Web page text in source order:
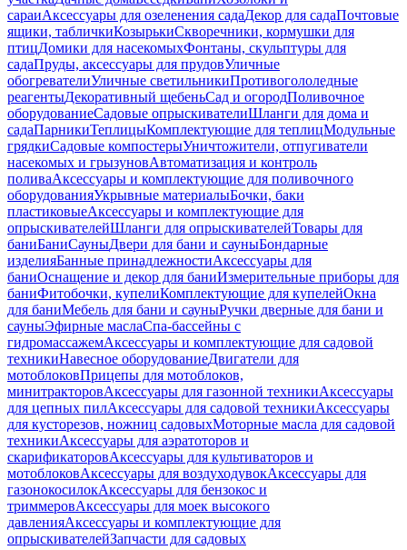
сараиАксессуары для озеленения садаДекор для садаПочтовые
ящики, табличкиКозырькиСкворечники, кормушки для
птицДомики для насекомыхФонтаны, скульптуры для
садаПруды, аксессуары для прудовУличные
обогревателиУличные светильникиПротивогололедные
реагентыДекоративный щебеньСад и огородПоливочное
оборудованиеСадовые опрыскивателиШланги для дома и
садаПарникиТеплицыКомплектующие для теплицМодульные
грядкиСадовые компостерыУничтожители, отпугиватели
насекомых и грызуновАвтоматизация и контроль
поливаАксессуары и комплектующие для поливочного
оборудованияУкрывные материалыБочки, баки
пластиковыеАксессуары и комплектующие для
опрыскивателейШланги для опрыскивателейТовары для
баниБаниСауныДвери для бани и сауныБондарные
изделияБанные принадлежностиАксессуары для
баниОснащение и декор для баниИзмерительные приборы для
баниФитобочки, купелиКомплектующие для купелейОкна
для баниМебель для бани и сауныРучки дверные для бани и
сауныЭфирные маслаСпа-бассейны с
гидромассажемАксессуары и комплектующие для садовой
техникиНавесное оборудованиеДвигатели для
мотоблоковПрицепы для мотоблоков,
минитракторовАксессуары для газонной техникиАксессуары
для цепных пилАксессуары для садовой техникиАксессуары
для кусторезов, ножниц садовыхМоторные масла для садовой
техникиАксессуары для аэратоторов и
скарификаторовАксессуары для культиваторов и
мотоблоковАксессуары для воздуходувокАксессуары для
газонокосилокАксессуары для бензокос и
триммеровАксессуары для моек высокого
давленияАксессуары и комплектующие для
опрыскивателейЗапчасти для садовых